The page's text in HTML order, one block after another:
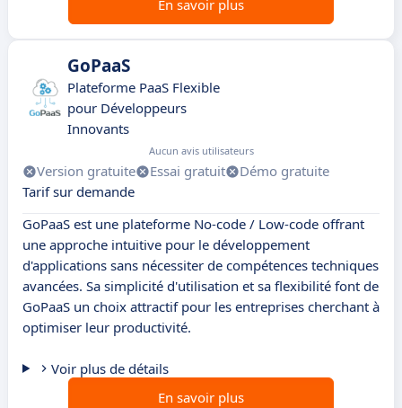
En savoir plus
GoPaaS
Plateforme PaaS Flexible
pour Développeurs
Innovants
Aucun avis utilisateurs
Version gratuite Essai gratuit
Démo gratuite
Tarif sur demande
GoPaaS est une plateforme No-code / Low-code offrant
une approche intuitive pour le développement
d'applications sans nécessiter de compétences techniques
avancées. Sa simplicité d'utilisation et sa flexibilité font de
GoPaaS un choix attractif pour les entreprises cherchant à
optimiser leur productivité.
Voir plus de détails
En savoir plus